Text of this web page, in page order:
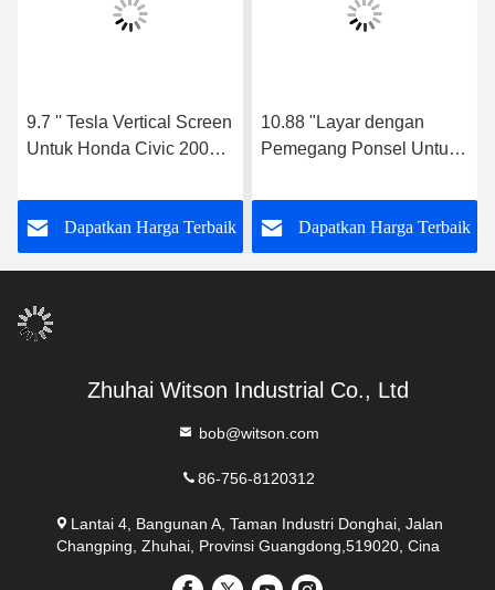
9.7 '' Tesla Vertical Screen
Untuk Honda Civic 2005-
Kiri Pemutar Multimedia
Mobil Android
Dapatkan Harga Terbaik
10.88 "Layar dengan
Pemegang Ponsel Untuk
Multimedia Stereo
Dapatkan Harga Terbaik
Zhuhai Witson Industrial Co., Ltd
bob@witson.com
86-756-8120312
Lantai 4, Bangunan A, Taman Industri Donghai, Jalan
Changping, Zhuhai, Provinsi Guangdong,519020, Cina